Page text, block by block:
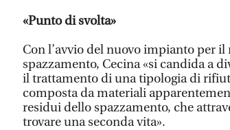
«Punto di svolta»
Con l’avvio del nuovo impianto per
spazzamento, Cecina «si candida a
il trattamento di una tipologia di
composta da materiali
residui dello spazzamento, che
trovare una seconda vita».